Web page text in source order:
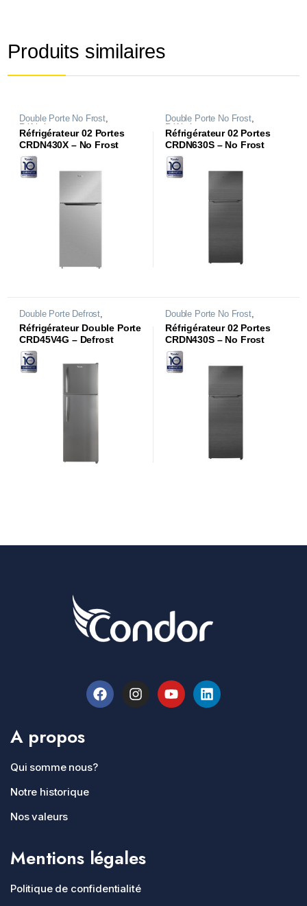
Produits similaires
Double Porte No Frost,
Réfrigérateurs
Réfrigérateur 02 Portes
CRDN430X – No Frost
Double Porte No Frost,
Réfrigérateurs
Réfrigérateur 02 Portes
CRDN630S – No Frost
Double Porte Defrost
Réfrigérateurs
Réfrigérateur Double Porte
CRD45V4G – Defrost
Double Porte No Frost,
Réfrigérateurs
Réfrigérateur 02 Portes
CRDN430S – No Frost
A propos
Qui somme nous?
Notre historique
Nos valeurs
Mentions légales
Politique de confidentialité